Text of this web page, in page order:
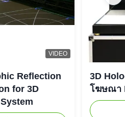
VIDEO
Reflection
for 3D
3D
โฆษณา